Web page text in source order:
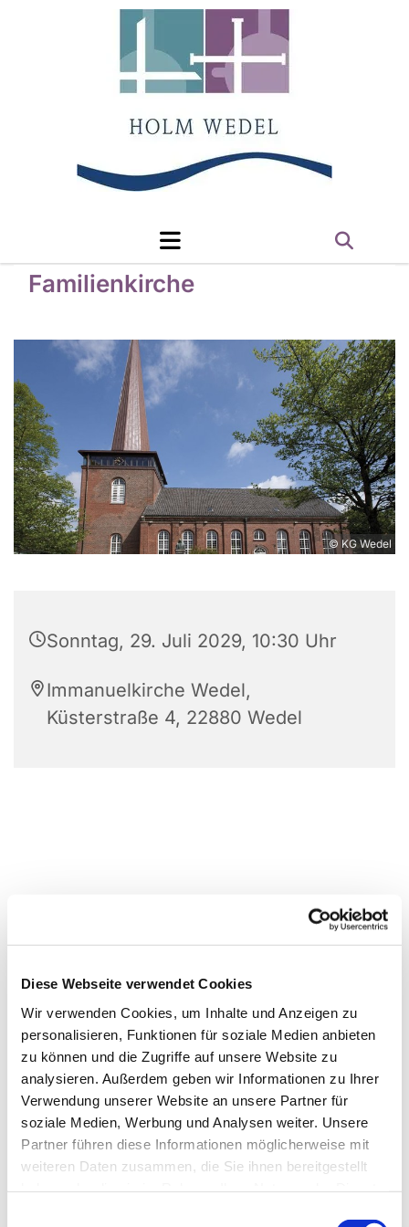
Diese Webseite verwendet Cookies
Wir verwenden Cookies, um Inhalte und Anzeigen zu
personalisieren, Funktionen für soziale Medien anbieten
zu können und die Zugriffe auf unsere Website zu
analysieren. Außerdem geben wir Informationen zu Ihrer
Verwendung unserer Website an unsere Partner für
soziale Medien, Werbung und Analysen weiter. Unsere
Partner führen diese Informationen möglicherweise mit
weiteren Daten zusammen, die Sie ihnen bereitgestellt
Familienkirche
© KG Wedel
Sonntag, 29. Juli 2029, 10:30 Uhr
Immanuelkirche Wedel,
Küsterstraße 4, 22880 Wedel
Dies könnte Sie auch
interessieren